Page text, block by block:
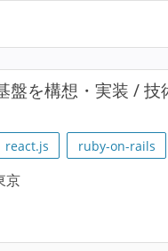
盤を構想・実装 / 技
react.js ruby-on-rails
京